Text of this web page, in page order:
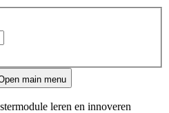
main menu
leren en innoveren